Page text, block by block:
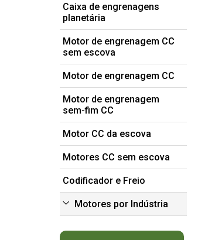
Caixa de engrenagens
planetária
Motor de engrenagem CC
sem escova
Motor de engrenagem CC
Motor de engrenagem
sem-fim CC
Motor CC da escova
Motores CC sem escova
Codificador e Freio
Motores por Indústria